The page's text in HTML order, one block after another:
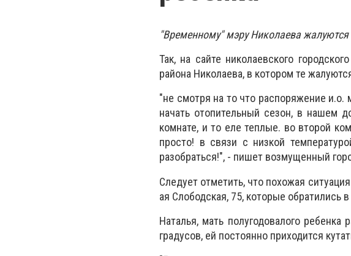
"Временному" мэру Николаева жалуются
Так, на сайте николаевского
района Николаева, в котором те
"не смотря на то что распоряжение и.о.
начать отопительный сезон, в нашем
комнате, и то еле теплые. во второй
просто! в связи с низкой
разобраться!", - пишет возмущенный
Следует отметить, что похожая
ая Слободская, 75, которые обратились
Наталья, мать полугодовалого ребенка
градусов, ей постоянно приходится